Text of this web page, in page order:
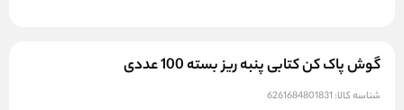
گوش پاک کن کتابی پنبه ریز بسته 100 عددی
شناسه کالا: 6261684801831